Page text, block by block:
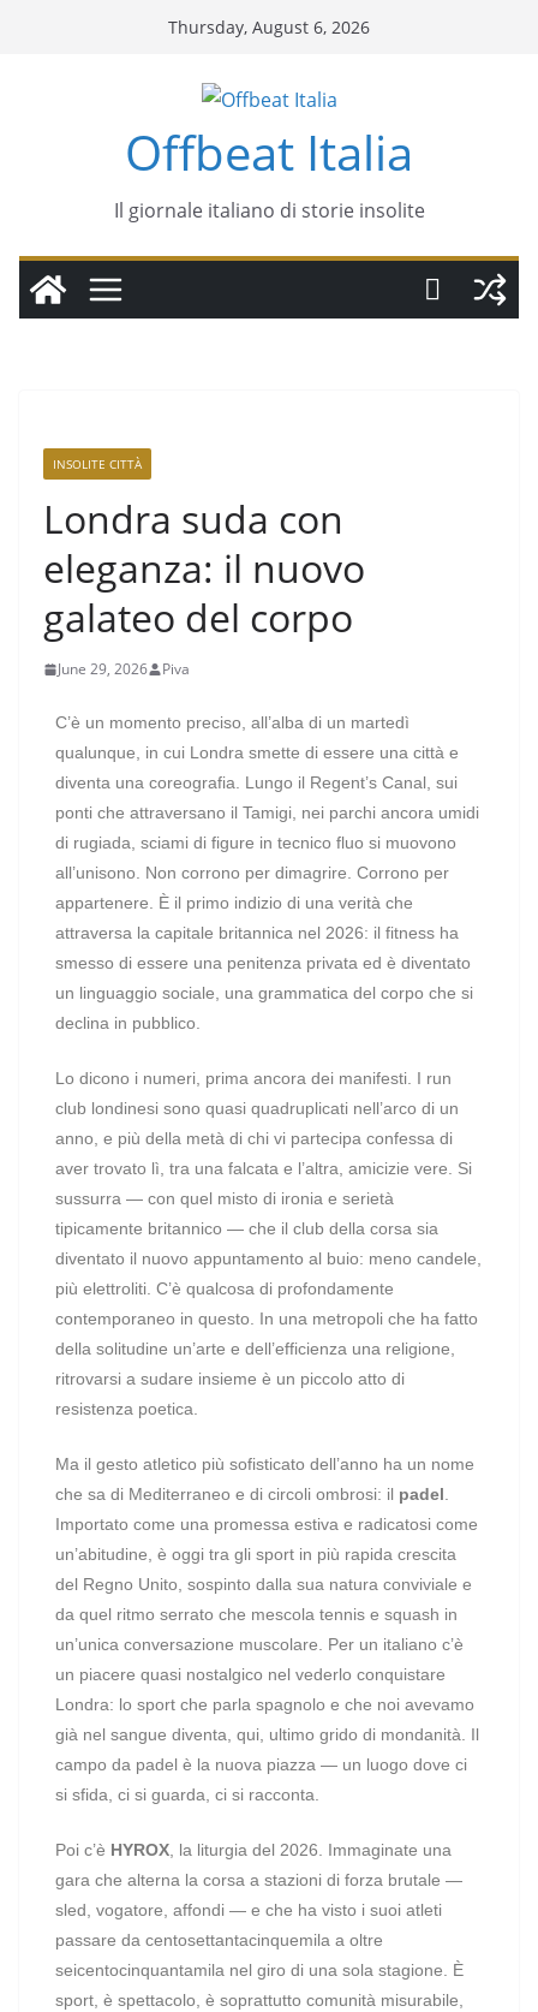
Thursday, August 6, 2026
Offbeat Italia
Il giornale italiano di storie insolite
INSOLITE CITTÀ
Londra suda con
eleganza: il nuovo
galateo del corpo
June 29, 2026 Piva
C’è un momento preciso, all’alba di un martedì
qualunque, in cui Londra smette di essere una città e
diventa una coreografia. Lungo il Regent’s Canal, sui
ponti che attraversano il Tamigi, nei parchi ancora umidi
di rugiada, sciami di figure in tecnico fluo si muovono
all’unisono. Non corrono per dimagrire. Corrono per
appartenere. È il primo indizio di una verità che
attraversa la capitale britannica nel 2026: il fitness ha
smesso di essere una penitenza privata ed è diventato
un linguaggio sociale, una grammatica del corpo che si
declina in pubblico.
Lo dicono i numeri, prima ancora dei manifesti. I run
club londinesi sono quasi quadruplicati nell’arco di un
anno, e più della metà di chi vi partecipa confessa di
aver trovato lì, tra una falcata e l’altra, amicizie vere. Si
sussurra — con quel misto di ironia e serietà
tipicamente britannico — che il club della corsa sia
diventato il nuovo appuntamento al buio: meno candele,
più elettroliti. C’è qualcosa di profondamente
contemporaneo in questo. In una metropoli che ha fatto
della solitudine un’arte e dell’efficienza una religione,
ritrovarsi a sudare insieme è un piccolo atto di
resistenza poetica.
Ma il gesto atletico più sofisticato dell’anno ha un nome
che sa di Mediterraneo e di circoli ombrosi: il padel
Importato come una promessa estiva e radicatosi come
un’abitudine, è oggi tra gli sport in più rapida crescita
del Regno Unito, sospinto dalla sua natura conviviale e
da quel ritmo serrato che mescola tennis e squash in
un’unica conversazione muscolare. Per un italiano c’è
un piacere quasi nostalgico nel vederlo conquistare
Londra: lo sport che parla spagnolo e che noi avevamo
già nel sangue diventa, qui, ultimo grido di mondanità. Il
campo da padel è la nuova piazza — un luogo dove ci
si sfida, ci si guarda, ci si racconta.
Poi c’è HYROX , la liturgia del 2026. Immaginate una
gara che alterna la corsa a stazioni di forza brutale —
sled, vogatore, affondi — e che ha visto i suoi atleti
passare da centosettantacinquemila a oltre
seicentocinquantamila nel giro di una sola stagione. È
sport, è spettacolo, è soprattutto comunità misurabile,